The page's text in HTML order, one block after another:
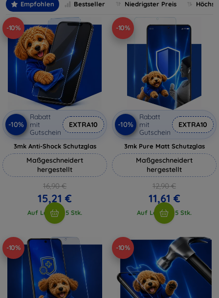
digitales Erlebnis.
Empfohlen Bestseller Niedrigster Preis
-10%
-10%
Rabatt
mit
Gutschein
EXTRA10
3mk Anti-Shock Schutzglas
Maßgeschneidert
hergestellt
16,90 €
15,21 €
Auf Lager > 5 Stk.
-10%
-10%
Rabatt
mit
Gutschein
EXTRA10
3mk Pure Matt Schutzglas
Maßgeschneidert
hergestellt
12,90 €
11,61 €
Auf Lager > 5 Stk.
-10% -10%